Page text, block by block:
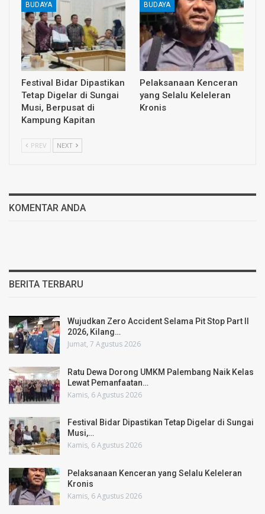
BUDAYA
Festival Bidar Dipastikan
Tetap Digelar di Sungai
Musi, Berpusat di
Kampung Kapitan
BUDAYA
Pelaksanaan Kenceran
yang Selalu Keleleran
Kronis
PREV NEXT
KOMENTAR ANDA
BERITA TERBARU
Wujudkan Zero Accident Selama Pit Stop Part II
2026, Kilang…
Jumat, 7 Agustus 2026
Ratu Dewa Dorong UMKM Palembang Naik Kelas
Lewat Pemanfaatan…
Kamis, 6 Agustus 2026
Festival Bidar Dipastikan Tetap Digelar di Sungai
Musi,…
Kamis, 6 Agustus 2026
Pelaksanaan Kenceran yang Selalu Keleleran
Kronis
Kamis, 6 Agustus 2026